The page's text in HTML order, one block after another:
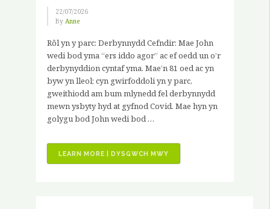
22/07/2026
By Anne
Rôl yn y parc: Derbynnydd Cefndir: Mae John
wedi bod yma “ers iddo agor” ac ef oedd un o’r
derbynyddion cyntaf yma. Mae’n 81 oed ac yn
byw yn lleol; cyn gwirfoddoli yn y parc,
gweithiodd am bum mlynedd fel derbynnydd
mewn ysbyty hyd at gyfnod Covid. Mae hyn yn
golygu bod John wedi bod …
LEARN MORE | DYSGWCH MWY
GWIRFODDOLWYR